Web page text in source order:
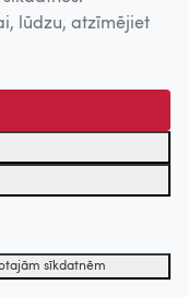
lūdzu, atzīmējiet
sīkdatnēm